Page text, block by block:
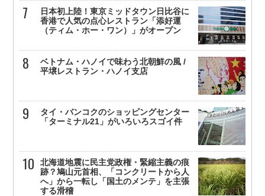
日本初上陸！東京ミッドタウン日比谷に
香港で人気の点心レストラン「添好運
（ティム・ホー・ワン）」がオープン
ベトナム・ハノイで味わう北朝鮮の風 /
平壌レストラン・ハノイ支店
タイ・バンコクのショッピングセンター
「ターミナル21」がいろいろスゴイ件
北海道地震に民主党政権・緊縮主義の痕
跡？鳩山元首相、「コンクリートから人
へ」から一転し「国土のメンテ」を主張
する滑稽